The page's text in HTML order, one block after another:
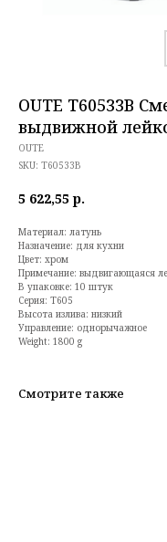
OUTE T60533B
выдвижной
OUTE
SKU: T60533B
5 622,55 р.
Материал: латунь
Назначение: для кухни
Цвет: хром
Примечание: выдвигающаяся
В упаковке: 10 штук
Серия: T605
Высота излива: низкий
Управление: однорычажное
Weight: 1800 g
Смотрите также